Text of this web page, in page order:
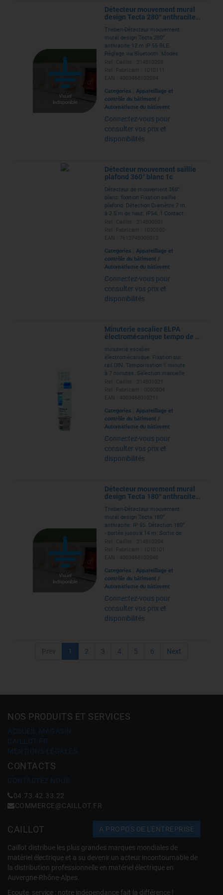
Détecteur mouvement mural
design Tecta 280° anthracite
Theben-Détecteur mouvement
mural design Tecta 280°
anthracite 12 m IP 55 BLE.
Réglage via Bluetooth. Modes
fonction test, impulsion.
Categories : Appareillage et
contrôle du bâtiment /
Automatisme du bâtiment
Connectez-vous pour
consulter vos prix et
disponibilités
Détecteur mouvement saillie
plafond 360° blanc 1c
Détecteur de mouvement 360°
blanc. fixation Fixation saillie
plafond. Détection Diamètre 7 m
à 2.5 m de haut. IP54. 1 Contact
Categories : Appareillage et
contrôle du bâtiment /
Automatisme du bâtiment
Connectez-vous pour
consulter vos prix et
disponibilités
Minuterie escalier ELPA
électromécanique tempo de 1
minuterie escalier
électromécanique. Fixation sur
rail DIN. Temporisation 1 minute
à 7 minutes. Sélection manuelle
Categories : Appareillage et
contrôle du bâtiment /
Automatisme du bâtiment
Connectez-vous pour
consulter vos prix et
disponibilités
Détecteur mouvement mural
design Tecta 180° anthracite
Theben-Détecteur mouvement
mural design Tecta 180°
anthracite. IP 55. Détection 180°
- portée jusqu'à 14 m. Sortie de
Categories : Appareillage et
contrôle du bâtiment /
Automatisme du bâtiment
Connectez-vous pour
consulter vos prix et
disponibilités
1 2 3 4 5 6 Next
NOS PRODUITS ET SERVICES
ACCUEIL MAGASIN
CAILLOT.FR
MENTIONS LÉGALES
CONTACTS
CONTACTEZ NOUS
04.73.42.33.22
COMMERCE@CAILLOT.FR
CAILLOT A PROPOS DE L'ENTREPRISE
Caillot distribue les plus grandes marques mondiales de
matériel électrique et a su devenir un acteur incontournable de
la distribution professionnelle en matériel électrique en
Auvergne-Rhône-Alpes.
Ecoute, service : notre indépendance fait la différence !